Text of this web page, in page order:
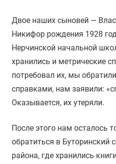
Двое наших сыновей —
Никифор рождения 1928
Нерчинской начальной
хранились и метрические
потребовал их, мы
справками, нам заявили:
Оказывается, их утеряли.
После этого нам осталось
обратиться в Буторинский
района, где хранились